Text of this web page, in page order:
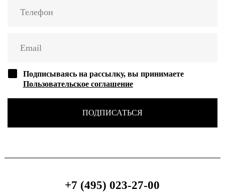
Подписываясь на рассылку, вы принимаете
Пользовательское соглашение
ПОДПИСАТЬСЯ
+7 (495) 023-27-00